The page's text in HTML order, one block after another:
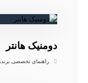
دومنیک هانتر
راهنمای تخصصی